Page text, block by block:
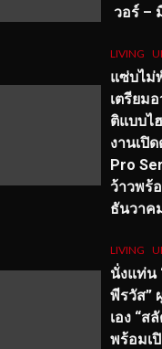
วอร์ –
LIVING
แซ่บไม่
เตรียม
ติแบบไ
งานเปิ
Pro
ว้าวพร้
ธันวาค
LIVING
นั่งแท่น
พีรวัส”
เอง “ส
พร้อมเ